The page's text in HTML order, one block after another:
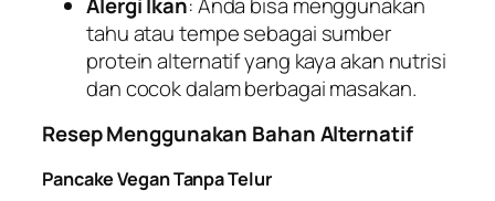
tahu atau tempe sebagai sumber
protein alternatif yang kaya akan nutrisi
dan cocok dalam berbagai masakan.
Resep Menggunakan Bahan Alternatif
Pancake Vegan Tanpa Telur